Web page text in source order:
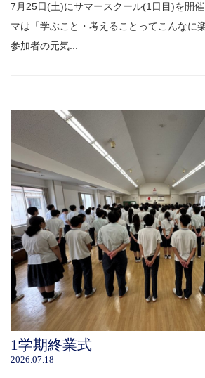
7月25日(土)にサマースクール(1日目)を開催
マは「学ぶこと・考えることってこんなに
参加者の元気...
1学期終業式
2026.07.18